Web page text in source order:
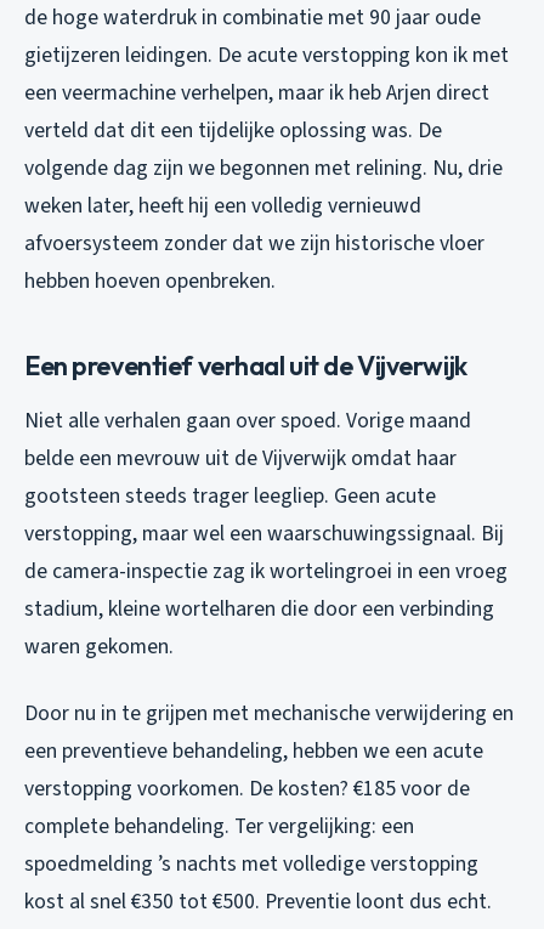
de hoge waterdruk in combinatie met 90 jaar oude
gietijzeren leidingen. De acute verstopping kon ik met
een veermachine verhelpen, maar ik heb Arjen direct
verteld dat dit een tijdelijke oplossing was. De
volgende dag zijn we begonnen met relining. Nu, drie
weken later, heeft hij een volledig vernieuwd
afvoersysteem zonder dat we zijn historische vloer
hebben hoeven openbreken.
Een preventief verhaal uit de Vijverwijk
Niet alle verhalen gaan over spoed. Vorige maand
belde een mevrouw uit de Vijverwijk omdat haar
gootsteen steeds trager leegliep. Geen acute
verstopping, maar wel een waarschuwingssignaal. Bij
de camera-inspectie zag ik wortelingroei in een vroeg
stadium, kleine wortelharen die door een verbinding
waren gekomen.
Door nu in te grijpen met mechanische verwijdering en
een preventieve behandeling, hebben we een acute
verstopping voorkomen. De kosten? €185 voor de
complete behandeling. Ter vergelijking: een
spoedmelding ’s nachts met volledige verstopping
kost al snel €350 tot €500. Preventie loont dus echt.